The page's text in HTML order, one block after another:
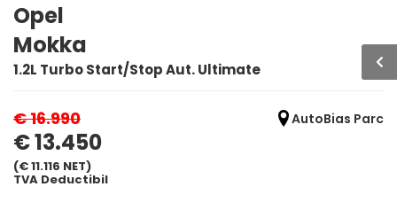
Opel
Mokka
1.2L Turbo Start/Stop Aut. Ultimate
€ 16.990 AutoBias Parc
€ 13.450
(€ 11.116 NET)
TVA Deductibil